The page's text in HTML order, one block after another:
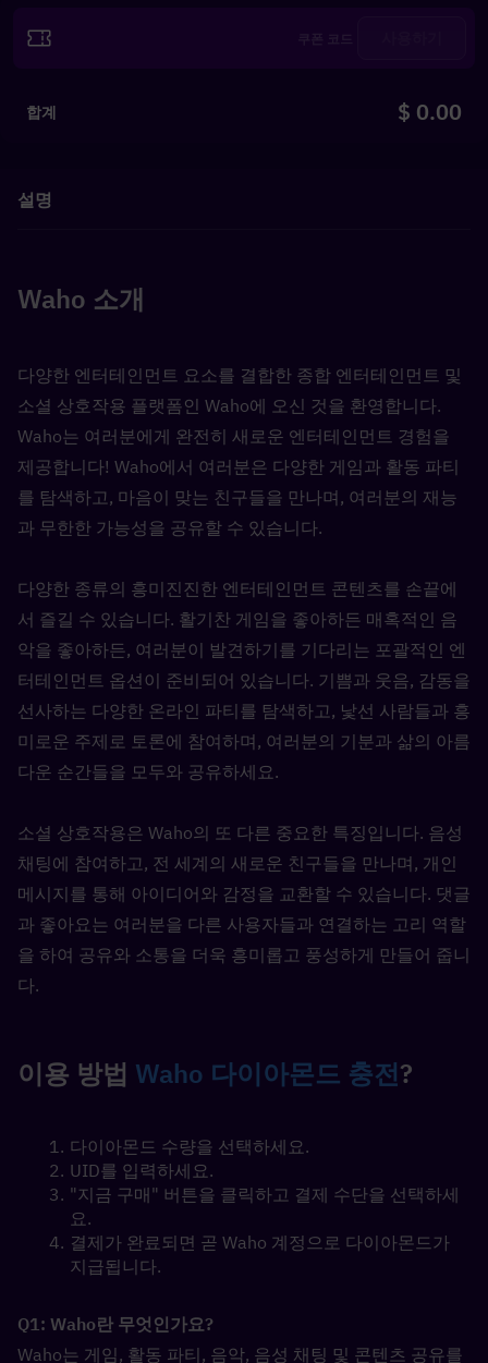
합계 $ 0.00
설명
Waho 소개
다양한 엔터테인먼트 요소를 결합한 종합 엔터테인먼트 및
소셜 상호작용 플랫폼인 Waho에 오신 것을 환영합니다.
Waho는 여러분에게 완전히 새로운 엔터테인먼트 경험을
제공합니다! Waho에서 여러분은 다양한 게임과 활동 파티
를 탐색하고, 마음이 맞는 친구들을 만나며, 여러분의 재능
과 무한한 가능성을 공유할 수 있습니다.
다양한 종류의 흥미진진한 엔터테인먼트 콘텐츠를 손끝에
서 즐길 수 있습니다. 활기찬 게임을 좋아하든 매혹적인 음
악을 좋아하든, 여러분이 발견하기를 기다리는 포괄적인 엔
터테인먼트 옵션이 준비되어 있습니다. 기쁨과 웃음, 감동을
선사하는 다양한 온라인 파티를 탐색하고, 낯선 사람들과 흥
미로운 주제로 토론에 참여하며, 여러분의 기분과 삶의 아름
다운 순간들을 모두와 공유하세요.
소셜 상호작용은 Waho의 또 다른 중요한 특징입니다. 음성
채팅에 참여하고, 전 세계의 새로운 친구들을 만나며, 개인
메시지를 통해 아이디어와 감정을 교환할 수 있습니다. 댓글
과 좋아요는 여러분을 다른 사용자들과 연결하는 고리 역할
을 하여 공유와 소통을 더욱 흥미롭고 풍성하게 만들어 줍니
다.
이용 방법 Waho 다이아몬드 충전?
다이아몬드 수량을 선택하세요.
UID를 입력하세요.
"지금 구매" 버튼을 클릭하고 결제 수단을 선택하세
요.
결제가 완료되면 곧 Waho 계정으로 다이아몬드가
지급됩니다.
Q1: Waho란 무엇인가요?
Waho는 게임, 활동 파티, 음악, 음성 채팅 및 콘텐츠 공유를